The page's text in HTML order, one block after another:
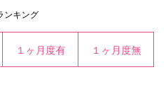
ンキング
１ヶ月度有 １ヶ月度無